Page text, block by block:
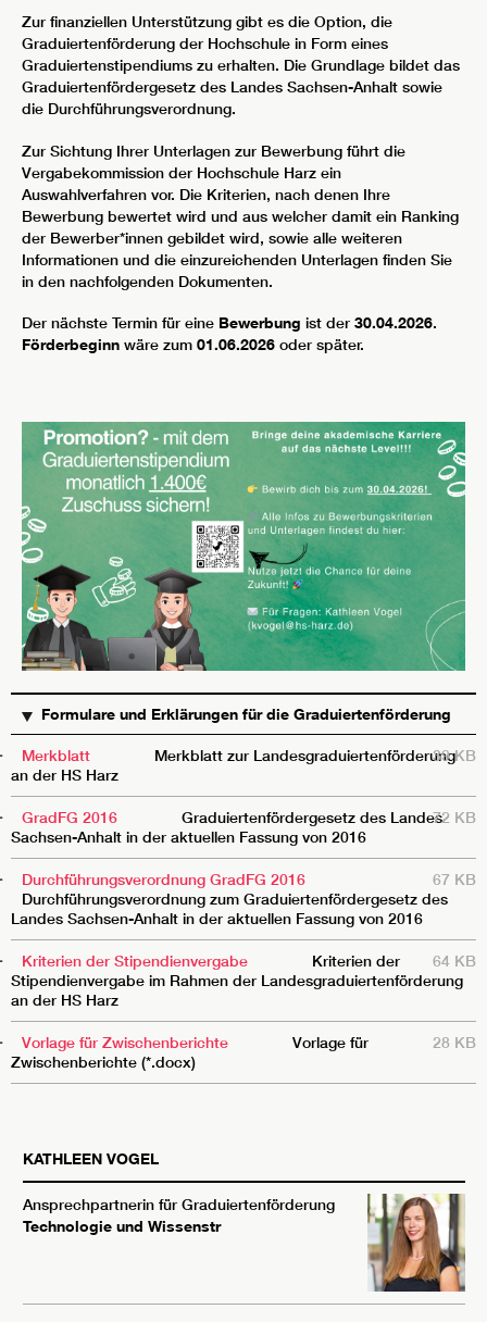
Zur finanziellen Unterstützung gibt es die Option, die
Graduiertenförderung der Hochschule in Form eines
Graduiertenstipendiums zu erhalten. Die Grundlage bildet das
Graduiertenfördergesetz des Landes Sachsen-Anhalt sowie
die Durchführungsverordnung.
Zur Sichtung Ihrer Unterlagen zur Bewerbung führt die
Vergabekommission der Hochschule Harz ein
Auswahlverfahren vor. Die Kriterien, nach denen Ihre
Bewerbung bewertet wird und aus welcher damit ein Ranking
der Bewerber*innen gebildet wird, sowie alle weiteren
Informationen und die einzureichenden Unterlagen finden Sie
in den nachfolgenden Dokumenten.
Der nächste Termin für eine Bewerbung ist der 30.04.2026.
Förderbeginn wäre zum 01.06.2026 oder später.
Formulare und Erklärungen für die Graduiertenförderung
Merkblatt
Merkblatt zur Landesgraduiertenförderung
an der HS Harz
39 KB
GradFG 2016
Graduiertenfördergesetz des Landes
Sachsen-Anhalt in der aktuellen Fassung von 2016
72 KB
Durchführungsverordnung GradFG 2016
Durchführungsverordnung zum Graduiertenfördergesetz des
Landes Sachsen-Anhalt in der aktuellen Fassung von 2016
67 KB
Kriterien der Stipendienvergabe
Kriterien der
Stipendienvergabe im Rahmen der Landesgraduiertenförderung
an der HS Harz
64 KB
Vorlage für Zwischenberichte
Vorlage für
Zwischenberichte (*.docx)
28 KB
KATHLEEN VOGEL
Ansprechpartnerin für Graduiertenförderung
Technologie und Wissenstr